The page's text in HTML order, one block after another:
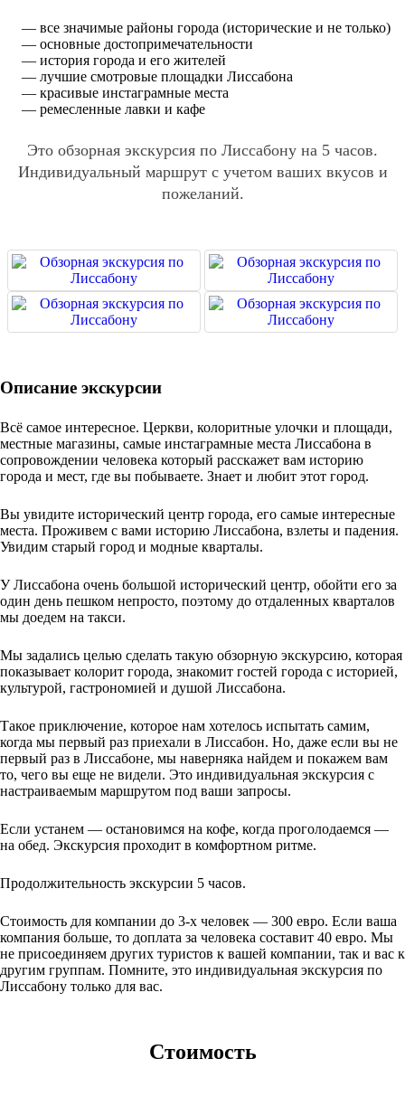
— все значимые районы города (исторические и не только)
— основные достопримечательности
— история города и его жителей
— лучшие смотровые площадки Лиссабона
— красивые инстаграмные места
— ремесленные лавки и кафе
Это обзорная экскурсия по Лиссабону на 5 часов.
Индивидуальный маршрут с учетом ваших вкусов и
пожеланий.
Описание экскурсии
Всё самое интересное. Церкви, колоритные улочки и площади,
местные магазины, самые инстаграмные места Лиссабона в
сопровождении человека который расскажет вам историю
города и мест, где вы побываете. Знает и любит этот город.
Вы увидите исторический центр города, его самые интересные
места. Проживем с вами историю Лиссабона, взлеты и падения.
Увидим старый город и модные кварталы.
У Лиссабона очень большой исторический центр, обойти его за
один день пешком непросто, поэтому до отдаленных кварталов
мы доедем на такси.
Мы задались целью сделать такую обзорную экскурсию, которая
показывает колорит города, знакомит гостей города с историей,
культурой, гастрономией и душой Лиссабона.
Такое приключение, которое нам хотелось испытать самим,
когда мы первый раз приехали в Лиссабон. Но, даже если вы не
первый раз в Лиссабоне, мы наверняка найдем и покажем вам
то, чего вы еще не видели. Это индивидуальная экскурсия с
настраиваемым маршрутом под ваши запросы.
Если устанем — остановимся на кофе, когда проголодаемся —
на обед. Экскурсия проходит в комфортном ритме.
Продолжительность экскурсии 5 часов.
Стоимость для компании до 3-х человек — 300 евро. Если ваша
компания больше, то доплата за человека составит 40 евро. Мы
не присоединяем других туристов к вашей компании, так и вас к
другим группам. Помните, это индивидуальная экскурсия по
Лиссабону только для вас.
Стоимость